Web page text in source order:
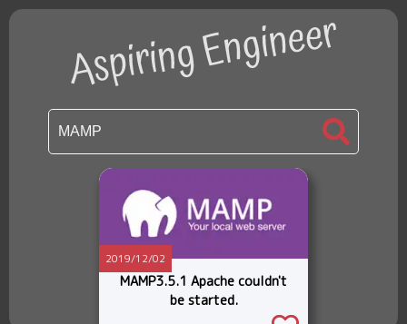
MAMP3.5.1 Apache couldn't
be started.
2019/12/02